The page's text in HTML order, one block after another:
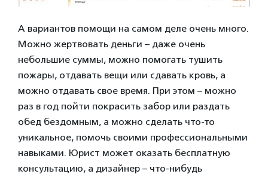
А вариантов помощи на самом деле очень много.
Можно жертвовать деньги – даже очень
небольшие суммы, можно помогать тушить
пожары, отдавать вещи или сдавать кровь, а
можно отдавать свое время. При этом – можно
раз в год пойти покрасить забор или раздать
обед бездомным, а можно сделать что-то
уникальное, помочь своими профессиональными
навыками. Юрист может оказать бесплатную
консультацию, а дизайнер – что-нибудь